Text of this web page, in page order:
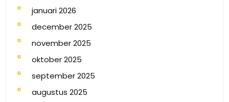
januari 2026
december 2025
november 2025
oktober 2025
september 2025
augustus 2025